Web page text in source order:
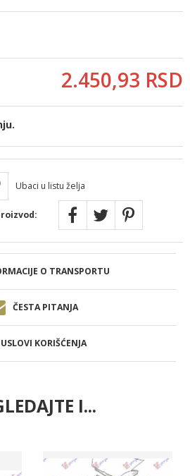
2.450,93 RSD
Ubaci u listu želja
O TRANSPORTU
ČESTA PITANJA
USLOVI KORIŠĆENJA
I...